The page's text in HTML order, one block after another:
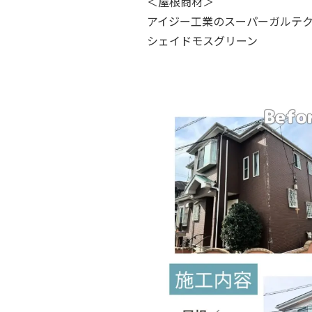
アイジー工業のスーパーガルテ
シェイドモスグリーン